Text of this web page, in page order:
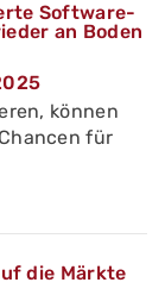
Software-
an Boden
können
für
die Märkte